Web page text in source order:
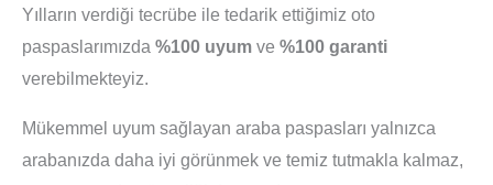
Yılların verdiği tecrübe ile tedarik ettiğimiz oto
paspaslarımızda %100 uyum ve %100 garanti
verebilmekteyiz.
Mükemmel uyum sağlayan araba paspasları yalnızca
arabanızda daha iyi görünmek ve temiz tutmakla kalmaz,